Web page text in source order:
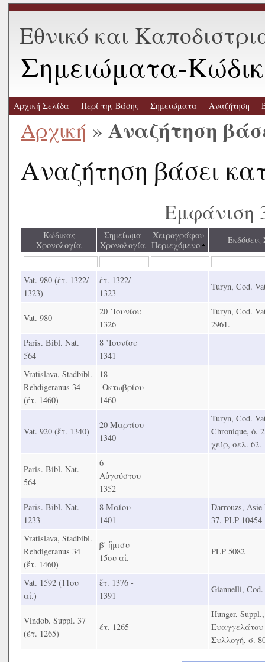
Εθνικό και
Σημειώματα-
Αρχική Σελίδα Περί της Βάσης Σημειώματα Αναζήτηση
Αρχική » Αναζήτηση
Αναζήτηση βάσει
Εμφάνιση
Κώδικας
Χρονολογία
Σημείωμα
Χρονολογία
Χειρογράφου
Περιεχόμενο
Εκδόσεις
Vat. 980 (ἔτ. 1322/
1323)
ἔτ. 1322/
1323
Turyn, Cod.
Vat. 980
20 ’Ιουνίου
1326
Turyn, Cod.
2961.
Paris. Bibl. Nat.
564
8 ’Ιουνίου
1341
Vratislava, Stadbibl.
Rehdigeranus 34
(ἔτ. 1460)
18
᾿Οκτωβρίου
1460
Vat. 920 (ἔτ. 1340)
20 Μαρτίου
1340
Turyn, Cod.
Chronique, ó.
χείρ, σελ. 62.
Paris. Bibl. Nat.
564
6
Αὐγούστου
1352
Paris. Bibl. Nat.
1233
8 Μαΐου
1401
Darrouzs,
37. PLP 10454
Vratislava, Stadbibl.
Rehdigeranus 34
(ἔτ. 1460)
β' ἥμισυ
15ου αἰ.
PLP 5082
Vat. 1592 (11ου
αἰ.)
ἔτ. 1376 -
1391
Giannelli,
Vindob. Suppl. 37
(έτ. 1265)
έτ. 1265
Hunger,
Συλλογή, σ.